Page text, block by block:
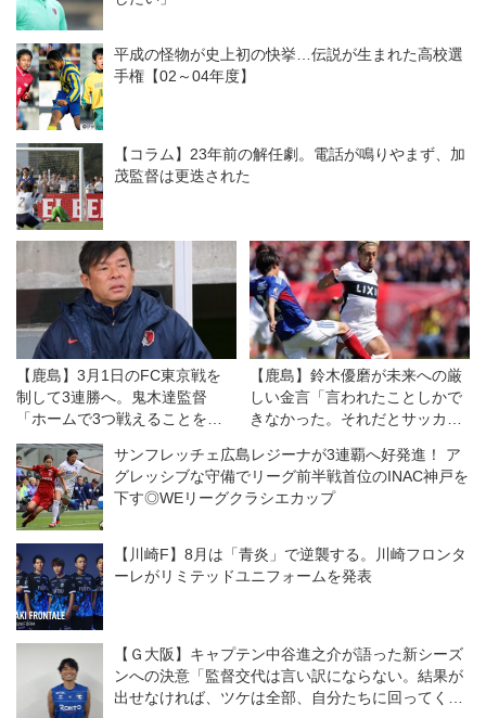
平成の怪物が史上初の快挙…伝説が生まれた高校選
手権【02～04年度】
【コラム】23年前の解任劇。電話が鳴りやまず、加
茂監督は更迭された
【鹿島】3月1日のFC東京戦を
制して3連勝へ。鬼木達監督
「ホームで3つ戦えることを力
にしなければいけない」
【鹿島】鈴木優磨が未来への厳
しい金言「言われたことしかで
きなかった。それだとサッカー
サンフレッチェ広島レジーナが3連覇へ好発進！ ア
グレッシブな守備でリーグ前半戦首位のINAC神戸を
下す◎WEリーグクラシエカップ
【川崎F】8月は「青炎」で逆襲する。川崎フロンタ
ーレがリミテッドユニフォームを発表
【Ｇ大阪】キャプテン中谷進之介が語った新シーズ
ンへの決意「監督交代は言い訳にならない。結果が
出せなければ、ツケは全部、自分たちに回ってく